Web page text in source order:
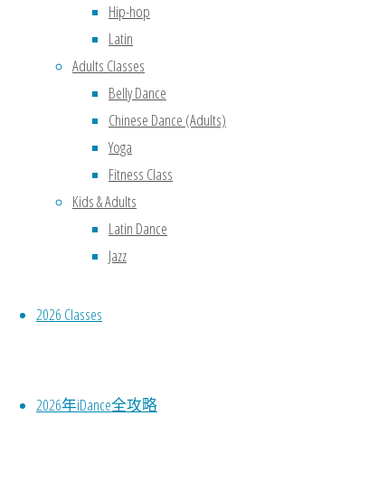
Hip-hop
Latin
Adults Classes
Belly Dance
Chinese Dance (Adults)
Yoga
Fitness Class
Kids & Adults
Latin Dance
Jazz
2026 Classes
2026年iDance全攻略